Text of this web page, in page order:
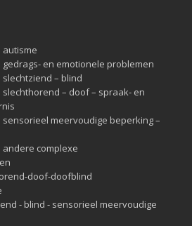
autisme
en emotionele problemen
– blind
– doof – spraak- en
meervoudige beperking –
complexe
doof-doofblind
- blind - sensorieel meervoudige